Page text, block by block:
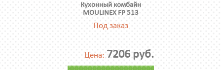
Кухонный комбайн
MOULINEX FP 513
Под заказ
Цена: 7206 руб.